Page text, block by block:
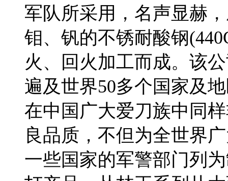
军队所采用，名声显赫
钼、钒的不锈耐酸钢
火、回火加工而成。该
遍及世界50多个国家及
在中国广大爱刀族中同
良品质，不但为全世界
一些国家的军警部门列